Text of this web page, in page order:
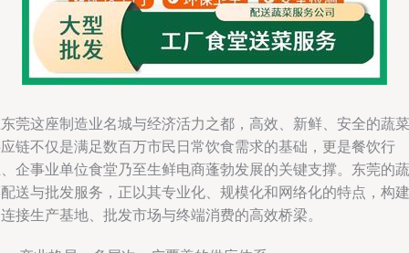
莞这座制造业名城与经济活力之都，高效、新鲜、安全的蔬菜
链不仅是满足数百万市民日常饮食需求的基础，更是餐饮行
企事业单位食堂乃至生鲜电商蓬勃发展的关键支撑。东莞的蔬
送与批发服务，正以其专业化、规模化和网络化的特点，构建
接生产基地、批发市场与终端消费的高效桥梁。